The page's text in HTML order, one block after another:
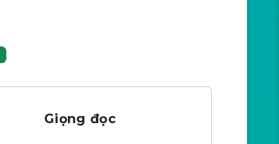
Giọng đọc